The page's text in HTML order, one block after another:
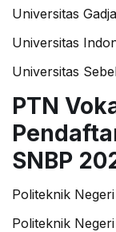
Universitas
Universitas
Universitas
PTN
SNBP
Politeknik
Politeknik